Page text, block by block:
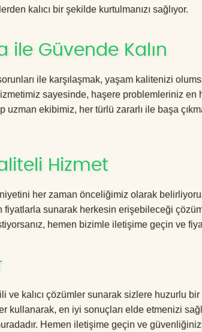
kalıcı bir şekilde kurtulmanızı sağlıyor.
ile Güvende Kalın
ile karşılaşmak, yaşam kalitenizi
sayesinde, haşere problemleriniz en
uzman ekibimiz, her türlü zararlı ile başa
Hizmet
her zaman önceliğimiz olarak
sunarak herkesin erişebileceği
hemen bizimle iletişime geçin ve
kalıcı çözümler sunarak sizlere huzurlu
kullanarak, en iyi sonuçları elde etmenizi
Hemen iletişime geçin ve